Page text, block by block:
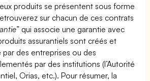
produits se présentent sous forme
sur chacun de ces contrats
” qui associe une garantie avec
assurantiels sont créés et
par des entreprises ou des
par des institutions (l’Autorité
Orias, etc.). Pour résumer, la